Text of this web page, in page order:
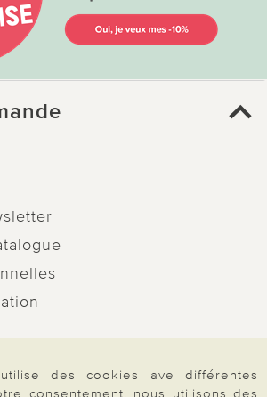
des cookies ave différentes
consentement, nous utilisons des